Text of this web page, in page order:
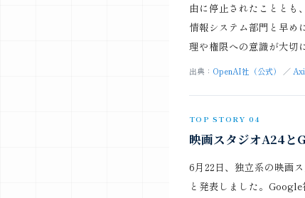
由に停止されたこととも
情報システム部門と早め
理や権限への意識が大切
出典： OpenAI社（公式） ／
TOP STORY 04
映画スタジオA24
6月22日、独立系の映画
と発表しました。